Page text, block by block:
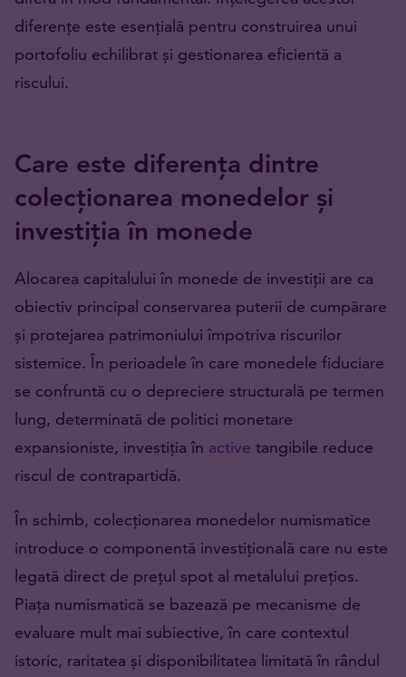
diferențe este esențială pentru construirea unui
portofoliu echilibrat și gestionarea eficientă a
riscului.
Care este diferența dintre
colecționarea monedelor și
investiția în monede
Alocarea capitalului în monede de investiții are ca
obiectiv principal conservarea puterii de cumpărare
și protejarea patrimoniului împotriva riscurilor
sistemice. În perioadele în care monedele fiduciare
se confruntă cu o depreciere structurală pe termen
lung, determinată de politici monetare
expansioniste, investiția în active tangibile reduce
riscul de contrapartidă.
În schimb, colecționarea monedelor numismatice
introduce o componentă investițională care nu este
legată direct de prețul spot al metalului prețios.
Piața numismatică se bazează pe mecanisme de
evaluare mult mai subiective, în care contextul
istoric, raritatea și disponibilitatea limitată în rândul